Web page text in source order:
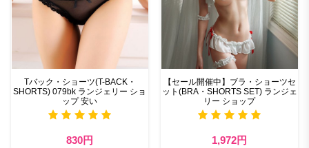
Tバック・ショーツ(T-BACK・
SHORTS) 079bk ランジェリー ショ
ップ 安い
830円
【セール開催中】ブラ・ショーツセ
ット(BRA・SHORTS SET) ランジェ
リー ショップ
1,972円